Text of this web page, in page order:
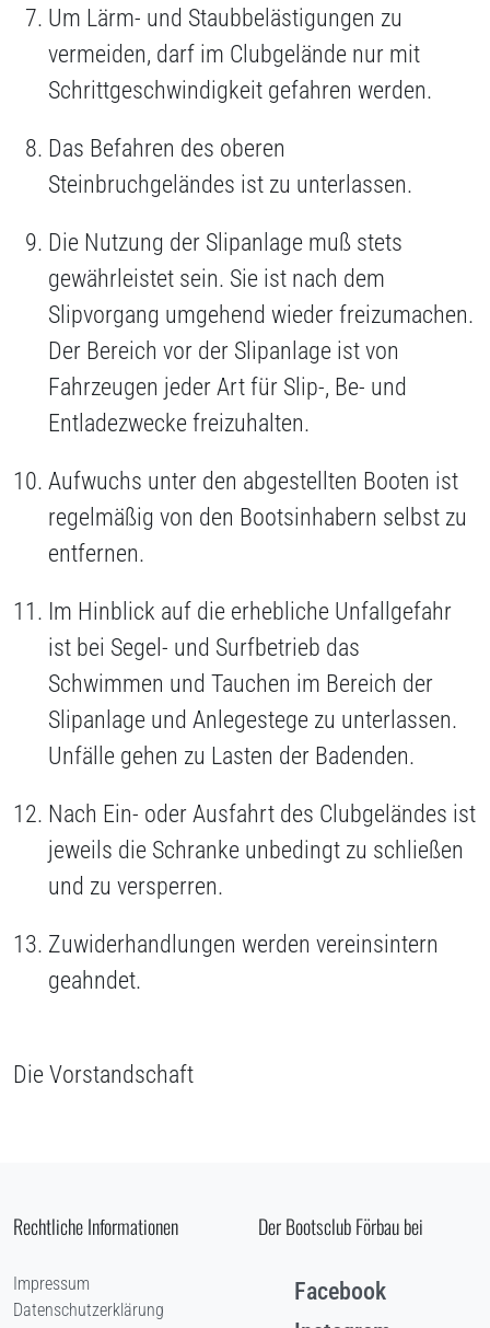
Um Lärm- und Staubbelästigungen zu
vermeiden, darf im Clubgelände nur mit
Schrittgeschwindigkeit gefahren werden.
Das Befahren des oberen
Steinbruchgeländes ist zu unterlassen.
Die Nutzung der Slipanlage muß stets
gewährleistet sein. Sie ist nach dem
Slipvorgang umgehend wieder freizumachen.
Der Bereich vor der Slipanlage ist von
Fahrzeugen jeder Art für Slip-, Be- und
Entladezwecke freizuhalten.
Aufwuchs unter den abgestellten Booten ist
regelmäßig von den Bootsinhabern selbst zu
entfernen.
Im Hinblick auf die erhebliche Unfallgefahr
ist bei Segel- und Surfbetrieb das
Schwimmen und Tauchen im Bereich der
Slipanlage und Anlegestege zu unterlassen.
Unfälle gehen zu Lasten der Badenden.
Nach Ein- oder Ausfahrt des Clubgeländes ist
jeweils die Schranke unbedingt zu schließen
und zu versperren.
Zuwiderhandlungen werden vereinsintern
geahndet.
Die Vorstandschaft
Rechtliche Informationen
Impressum
Datenschutzerklärung
Der Bootsclub Förbau bei
Facebook